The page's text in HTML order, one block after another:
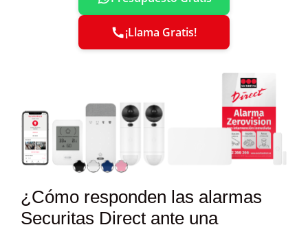
¡Llama Gratis!
¿Cómo responden las alarmas
Securitas Direct ante una